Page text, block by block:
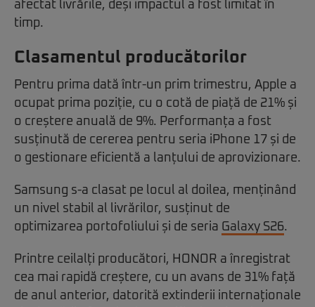
afectat livrările, deși impactul a fost limitat în
timp.
Clasamentul producătorilor
Pentru prima dată într-un prim trimestru, Apple a
ocupat prima poziție, cu o cotă de piață de 21% și
o creștere anuală de 9%. Performanța a fost
susținută de cererea pentru seria iPhone 17 și de
o gestionare eficientă a lanțului de aprovizionare.
Samsung s-a clasat pe locul al doilea, menținând
un nivel stabil al livrărilor, susținut de
optimizarea portofoliului și de seria Galaxy S26.
Printre ceilalți producători, HONOR a înregistrat
cea mai rapidă creștere, cu un avans de 31% față
de anul anterior, datorită extinderii internaționale